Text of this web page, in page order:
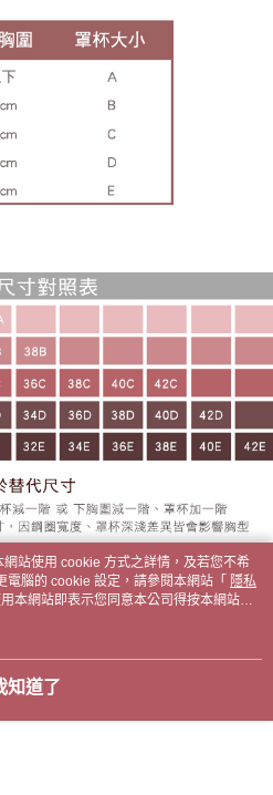
站使用 cookie 方式之詳情，及若您不希
腦的 cookie 設定，請參閱本網站「 隱私
本網站即表示您同意本公司得按本網站使
知道了